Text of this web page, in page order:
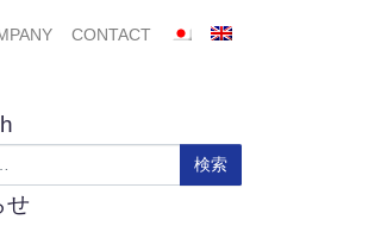
CONTACT
せ